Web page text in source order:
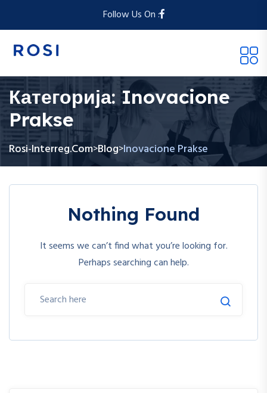
Follow Us On :
Категорија:Inovacione
Prakse
Rosi-Interreg.com>Blog>Inovacione Prakse
Nothing Found
It seems we can’t find what you’re looking for.
Perhaps searching can help.